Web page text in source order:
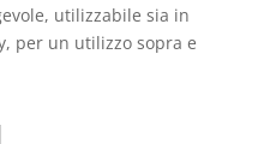
utilizzabile sia in
per un utilizzo sopra e